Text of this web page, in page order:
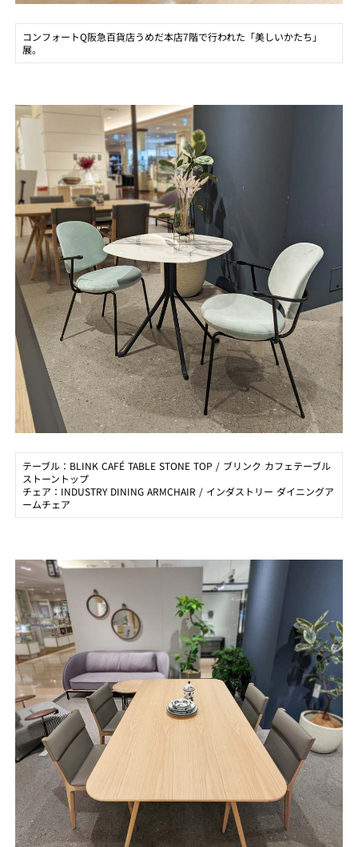
コンフォートQ阪急百貨店うめだ本店7階で行われた「美しいかたち」
展。
テーブル：BLINK CAFÉ TABLE STONE TOP / ブリンク カフェテーブル
ストーントップ
チェア：INDUSTRY DINING ARMCHAIR / インダストリー ダイニングア
ームチェア